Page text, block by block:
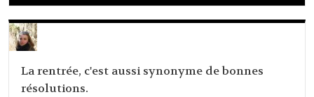
La rentrée, c'est aussi synonyme de bonnes
résolutions.